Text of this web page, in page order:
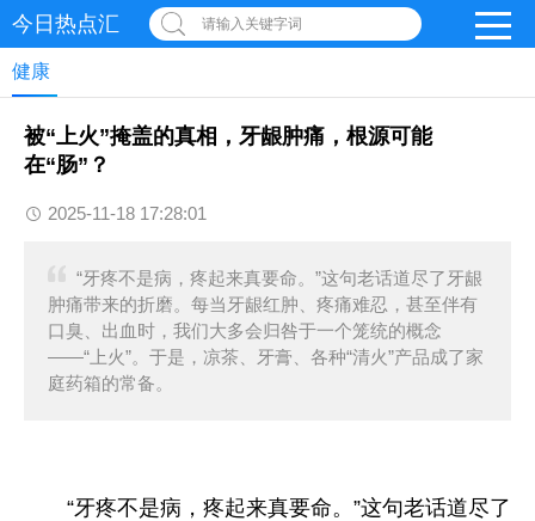
今日热点汇 请输入关键字词
健康
被“上火”掩盖的真相，牙龈肿痛，根源可能
在“肠”？
2025-11-18 17:28:01
“牙疼不是病，疼起来真要命。”这句老话道尽了牙龈
肿痛带来的折磨。每当牙龈红肿、疼痛难忍，甚至伴有
口臭、出血时，我们大多会归咎于一个笼统的概念
——“上火”。于是，凉茶、牙膏、各种“清火”产品成了家
庭药箱的常备。
“牙疼不是病，疼起来真要命。”这句老话道尽了